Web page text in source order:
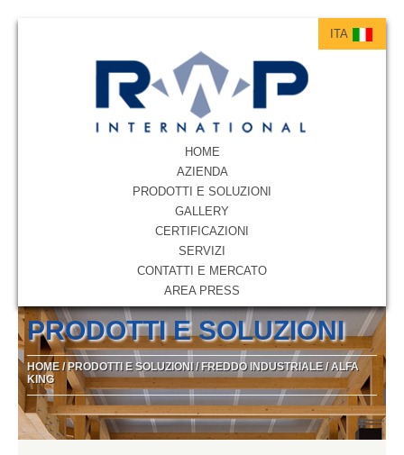
ITA
HOME
AZIENDA
PRODOTTI E SOLUZIONI
GALLERY
CERTIFICAZIONI
SERVIZI
CONTATTI E MERCATO
AREA PRESS
PRODOTTI E SOLUZIONI
HOME/ PRODOTTI E SOLUZIONI/ FREDDO INDUSTRIALE/ALFA
KING